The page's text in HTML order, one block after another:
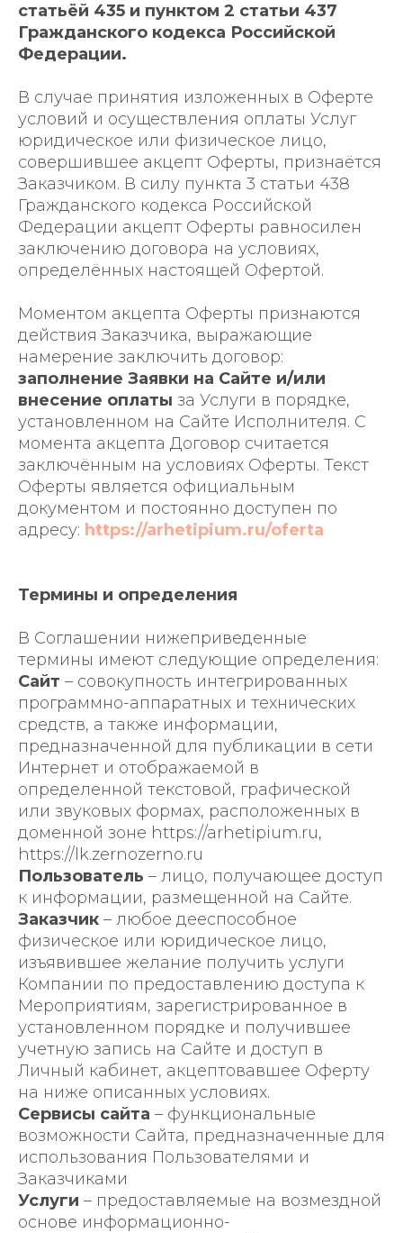
статьёй 435 и пунктом 2 статьи 437
Гражданского кодекса Российской
Федерации.
В случае принятия изложенных в Оферте
условий и осуществления оплаты Услуг
юридическое или физическое лицо,
совершившее акцепт Оферты, признаётся
Заказчиком. В силу пункта 3 статьи 438
Гражданского кодекса Российской
Федерации акцепт Оферты равносилен
заключению договора на условиях,
определённых настоящей Офертой.
Моментом акцепта Оферты признаются
действия Заказчика, выражающие
намерение заключить договор:
заполнение Заявки на Сайте и/или
внесение оплаты за Услуги в порядке,
установленном на Сайте Исполнителя. С
момента акцепта Договор считается
заключённым на условиях Оферты. Текст
Оферты является официальным
документом и постоянно доступен по
адресу: https://arhetipium.ru/oferta
Термины и определения
В Соглашении нижеприведенные
термины имеют следующие определения:
Сайт – совокупность интегрированных
программно-аппаратных и технических
средств, а также информации,
предназначенной для публикации в сети
Интернет и отображаемой в
определенной текстовой, графической
или звуковых формах, расположенных в
доменной зоне https://arhetipium.ru,
https://lk.zernozerno.ru
Пользователь – лицо, получающее доступ
к информации, размещенной на Сайте.
Заказчик – любое дееспособное
физическое или юридическое лицо,
изъявившее желание получить услуги
Компании по предоставлению доступа к
Мероприятиям, зарегистрированное в
установленном порядке и получившее
учетную запись на Сайте и доступ в
Личный кабинет, акцептовавшее Оферту
на ниже описанных условиях.
Сервисы сайта – функциональные
возможности Сайта, предназначенные для
использования Пользователями и
Заказчиками
Услуги – предоставляемые на возмездной
основе информационно-